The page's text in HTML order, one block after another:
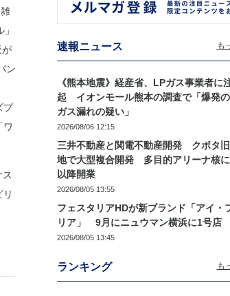
が
ン
プ
ワ
速報ニュース も
《熊本地震》経産省、LPガス事業者に
起 イオンモール熊本の調査で「爆発
ガス漏れの疑い」
2026/08/06 12:15
三井不動産と関電不動産開発 クボタ
地で大型複合開発 多目的アリーナ核
以降開業
2026/08/05 13:55
フェスタリアHDが新ブランド「アイ・
リア」 9月にニュウマン横浜に1号店
2026/08/05 13:45
ランキング も